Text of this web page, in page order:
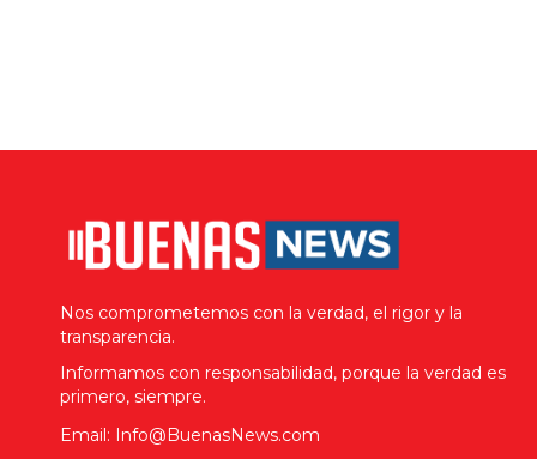
Nos comprometemos con la verdad, el rigor y la
transparencia.
Informamos con responsabilidad, porque la verdad es
primero, siempre.
Email: Info@BuenasNews.com